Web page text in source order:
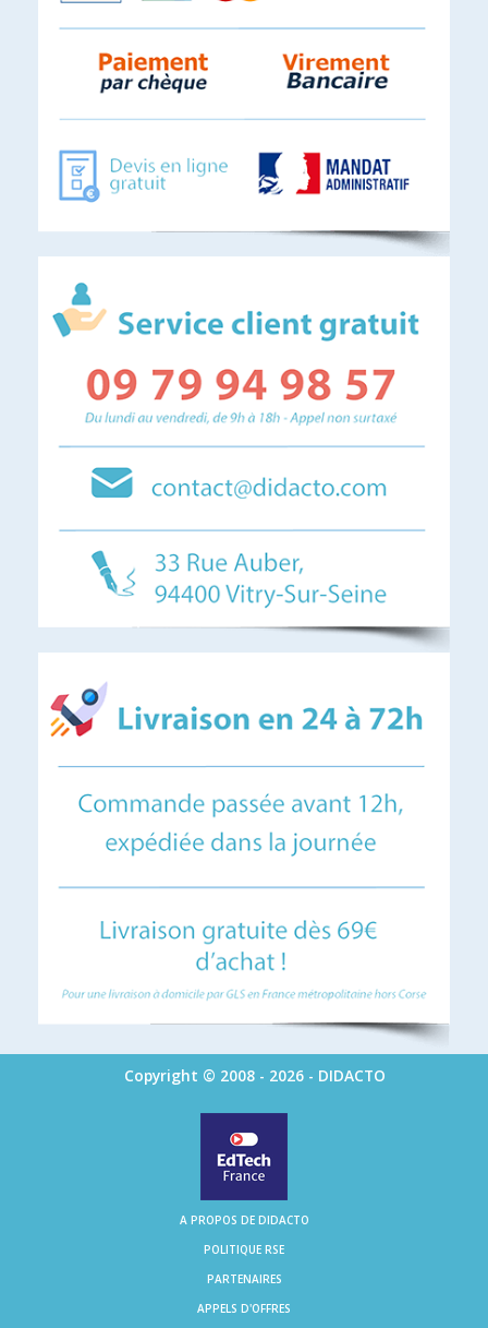
Copyright © 2008 - 2026 - DIDACTO
A PROPOS DE DIDACTO
POLITIQUE RSE
PARTENAIRES
APPELS D'OFFRES